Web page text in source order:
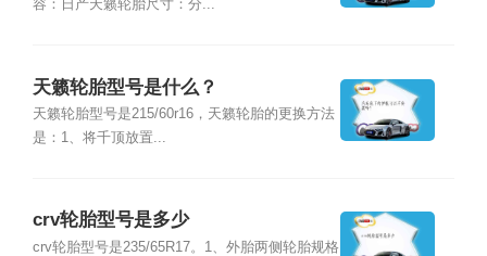
容：日产天籁轮胎尺寸：分...
天籁轮胎型号是什么？
天籁轮胎型号是215/60r16，天籁轮胎的更换方法
是：1、将千顶放置...
crv轮胎型号是多少
crv轮胎型号是235/65R17。1、外胎两侧轮胎规格